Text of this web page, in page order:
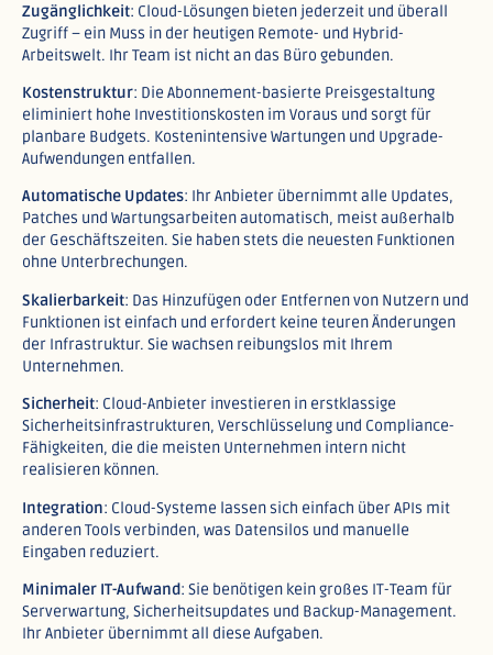
Zugänglichkeit: Cloud-Lösungen bieten jederzeit und überall
Zugriff – ein Muss in der heutigen Remote- und Hybrid-
Arbeitswelt. Ihr Team ist nicht an das Büro gebunden.​
Kostenstruktur: Die Abonnement-basierte Preisgestaltung
eliminiert hohe Investitionskosten im Voraus und sorgt für
planbare Budgets. Kostenintensive Wartungen und Upgrade-
Aufwendungen entfallen.​
Automatische Updates: Ihr Anbieter übernimmt alle Updates,
Patches und Wartungsarbeiten automatisch, meist außerhalb
der Geschäftszeiten. Sie haben stets die neuesten Funktionen
ohne Unterbrechungen.​
Skalierbarkeit: Das Hinzufügen oder Entfernen von Nutzern und
Funktionen ist einfach und erfordert keine teuren Änderungen
der Infrastruktur. Sie wachsen reibungslos mit Ihrem
Unternehmen.​
Sicherheit: Cloud-Anbieter investieren in erstklassige
Sicherheitsinfrastrukturen, Verschlüsselung und Compliance-
Fähigkeiten, die die meisten Unternehmen intern nicht
realisieren können.​
Integration: Cloud-Systeme lassen sich einfach über APIs mit
anderen Tools verbinden, was Datensilos und manuelle
Eingaben reduziert.​
Minimaler IT-Aufwand: Sie benötigen kein großes IT-Team für
Serverwartung, Sicherheitsupdates und Backup-Management.
Ihr Anbieter übernimmt all diese Aufgaben.​